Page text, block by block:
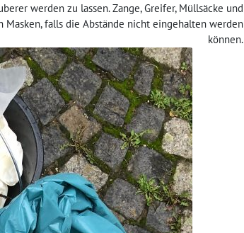
werden zu lassen. Zange, Greifer, Müllsäcke und
falls die Abstände nicht eingehalten werden
können.